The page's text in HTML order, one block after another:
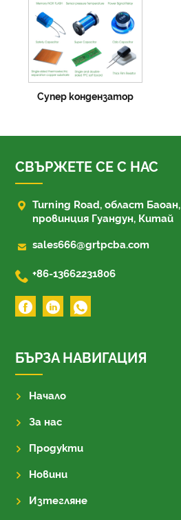
Супер кондензатор
СВЪРЖЕТЕ СЕ С НАС
 Turning Road, област
провинция Гуандун, Китай
 sales666@grtpcba.com
 +86-13662231806
БЪРЗА НАВИГАЦИЯ
Начало
За нас
Продукти
Новини
Изтегляне